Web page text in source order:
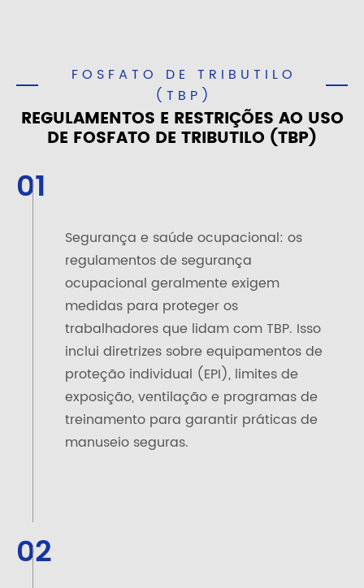
FOSFATO DE TRIBUTILO
(TBP)
REGULAMENTOS E RESTRIÇÕES AO USO
DE FOSFATO DE TRIBUTILO (TBP)
01
Segurança e saúde ocupacional: os
regulamentos de segurança
ocupacional geralmente exigem
medidas para proteger os
trabalhadores que lidam com TBP. Isso
inclui diretrizes sobre equipamentos de
proteção individual (EPI), limites de
exposição, ventilação e programas de
treinamento para garantir práticas de
manuseio seguras.
02